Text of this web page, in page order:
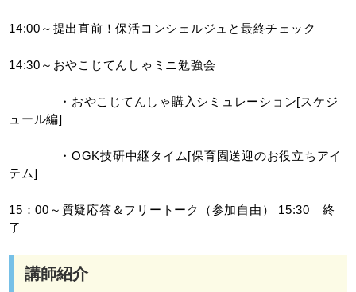
14:00～提出直前！保活コンシェルジュと最終チェック
14:30～おやこじてんしゃミニ勉強会
・おやこじてんしゃ購入シミュレーション[スケジ
ュール編]
・OGK技研中継タイム[保育園送迎のお役立ちアイ
テム]
15：00～質疑応答＆フリートーク（参加自由） 15:30 終
了
講師紹介